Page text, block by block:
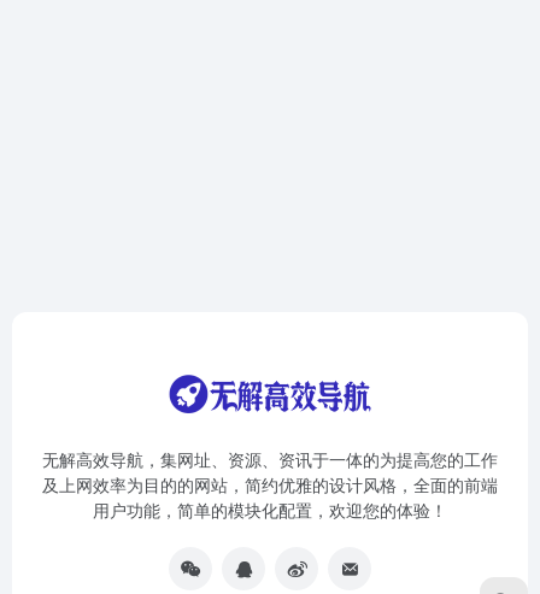
无解高效导航，集网址、资源、资讯于一体的为提高您的工作
及上网效率为目的的网站，简约优雅的设计风格，全面的前端
用户功能，简单的模块化配置，欢迎您的体验！